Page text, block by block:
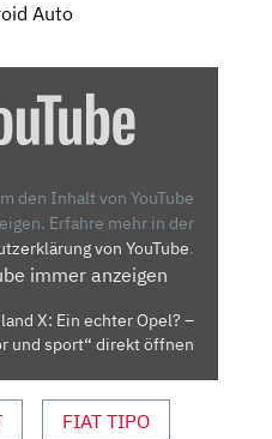
Auto
den Inhalt von YouTube
Erfahre mehr in der
von YouTube.
immer anzeigen
X: Ein echter Opel? –
und sport“ direkt öffnen
FIAT TIPO